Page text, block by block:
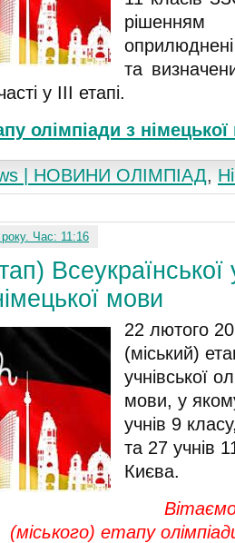
оприлюднені
та
у ІІІ етапі.
олімпіади з
| НОВИНИ ОЛІМПІАД,
року. Час: 11:16
Всеукраїнської
мови
22 лютого
(міський)
учнівської
мови, у
учнів 9
та 27 учнів
Києва.
Вітаємо
(міського) етапу